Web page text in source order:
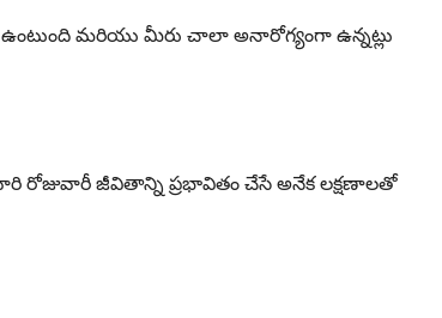
ఉంటుంది మరియు మీరు చాలా అనారోగ్యంగా ఉన్నట్లు
రోజువారీ జీవితాన్ని ప్రభావితం చేసే అనేక లక్షణాలతో